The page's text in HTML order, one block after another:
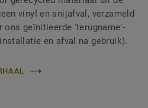
vinyl en snijafval, verzameld
ons geïnitieerde 'terugname'-
en afval na gebruik).